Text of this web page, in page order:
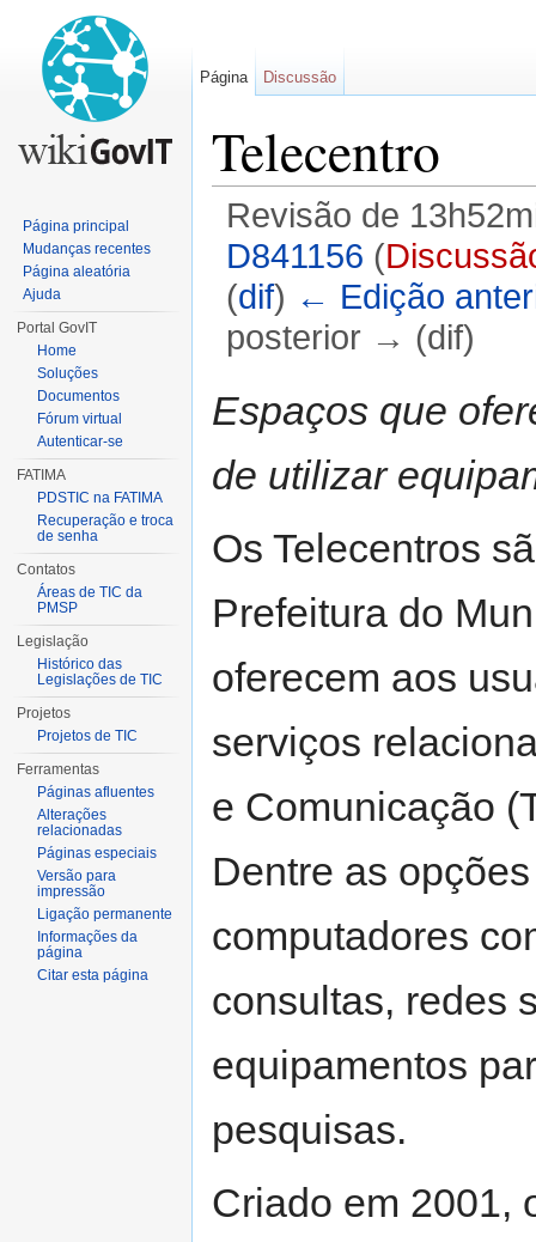
Telecentro
Revisão de
D841156 (
(dif) ← Edição
posterior → (dif)
Espaços que
de utilizar
Os Telecentros
Prefeitura do
oferecem aos
serviços
e Comunicação
Dentre as
computadores
consultas, redes
equipamentos
pesquisas.
Criado em 2001,
Página Discussão
Página principal
Mudanças recentes
Página aleatória
Ajuda
Portal GovIT
Home
Soluções
Documentos
Fórum virtual
Autenticar-se
FATIMA
PDSTIC na FATIMA
Recuperação e troca
de senha
Contatos
Áreas de TIC da
PMSP
Legislação
Histórico das
Legislações de TIC
Projetos
Projetos de TIC
Ferramentas
Páginas afluentes
Alterações
relacionadas
Páginas especiais
Versão para
impressão
Ligação permanente
Informações da
página
Citar esta página